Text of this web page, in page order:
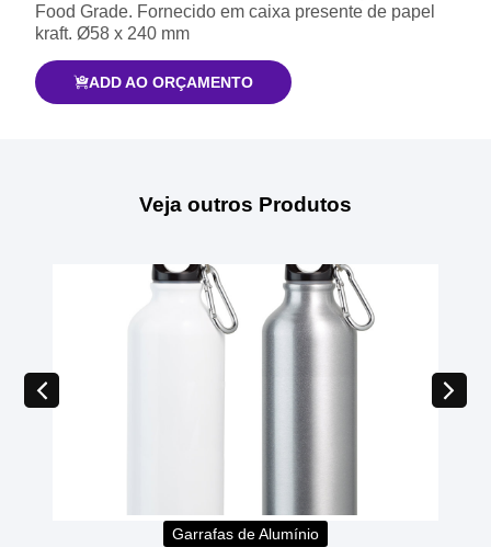
Food Grade. Fornecido em caixa presente de papel
kraft. Ø58 x 240 mm
ADD AO ORÇAMENTO
Veja outros Produtos
Garrafas de Alumínio